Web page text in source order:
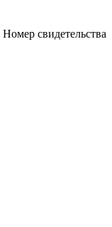
Номер свидетельства